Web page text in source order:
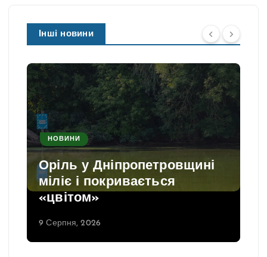
Інші новини
НОВИНИ
Оріль у Дніпропетровщині
міліє і покривається
«цвітом»
9 Серпня, 2026